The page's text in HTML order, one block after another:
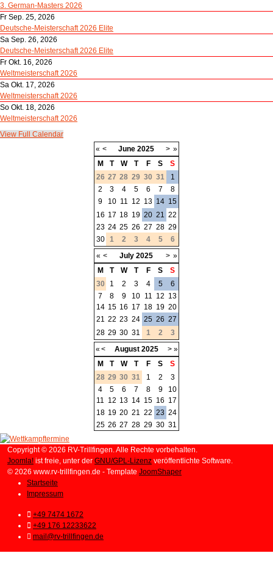
3. German-Masters 2026
Fr Sep. 25, 2026
Deutsche-Meisterschaft 2026 Elite
Sa Sep. 26, 2026
Deutsche-Meisterschaft 2026 Elite
Fr Okt. 16, 2026
Weltmeisterschaft 2026
Sa Okt. 17, 2026
Weltmeisterschaft 2026
So Okt. 18, 2026
Weltmeisterschaft 2026
View Full Calendar
« < June 2025 > »
M
T W T F S
S
26 27 28 29 30 31
1
2
3 4 5 6 7
8
9
10 11 12 13 14 15
16 17 18 19 20 21 22
23 24 25 26 27 28 29
30
1 2 3 4 5
6
« < July 2025 > »
M
T W T F S
S
30
1 2 3 4 5
6
7
8 9 10 11 12 13
14 15 16 17 18 19 20
21 22 23 24 25 26 27
28 29 30 31 1 2
3
« < August 2025 > »
M
T W T F S
S
28 29 30 31 1 2
3
4
5 6 7 8 9
10
11 12 13 14 15 16 17
18 19 20 21 22 23 24
25 26 27 28 29 30 31
Copyright © 2026 RV-Trillfingen. Alle Rechte vorbehalten.
Joomla! ist freie, unter der GNU/GPL-Lizenz veröffentlichte Software.
© 2026 www.rv-trillfingen.de - Template JoomShaper
Startseite
Impressum
+49 7474 1672
+49 176 12233622
mail@rv-trillfingen.de